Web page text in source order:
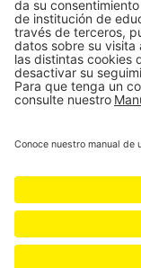
Universidad de los
Reconocimiento
Reconocimiento